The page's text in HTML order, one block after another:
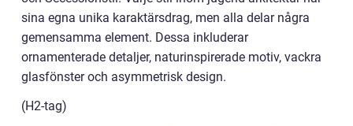
sina egna unika karaktärsdrag, men alla delar några
gemensamma element. Dessa inkluderar
ornamenterade detaljer, naturinspirerade motiv, vackra
glasfönster och asymmetrisk design.
(H2-tag)